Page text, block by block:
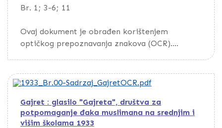
Br. 1; 3-6; 11
Ovaj dokument je obrađen korištenjem
optičkog prepoznavanja znakova (OCR).
putem opcije Download
Gajret : glasilo "Gajreta", društva za
potpomaganje đaka muslimana na srednjim i
višim školama 1933